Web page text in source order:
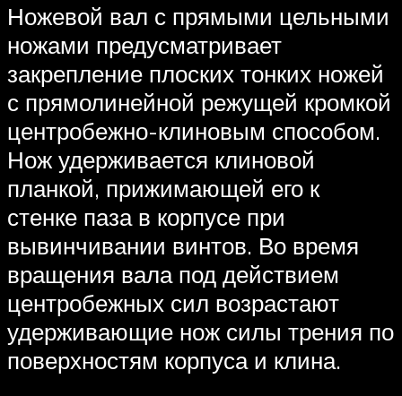
Ножевой вал с прямыми цельными
ножами предусматривает
закрепление плоских тонких ножей
с прямолинейной режущей кромкой
центробежно-клиновым способом.
Нож удерживается клиновой
планкой, прижимающей его к
стенке паза в корпусе при
вывинчивании винтов. Во время
вращения вала под действием
центробежных сил возрастают
удерживающие нож силы трения по
поверхностям корпуса и клина.